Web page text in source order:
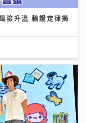
險升溫 輪證定律揭